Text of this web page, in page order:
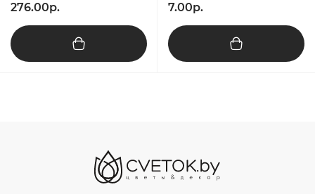
276.00р. 7.00р.